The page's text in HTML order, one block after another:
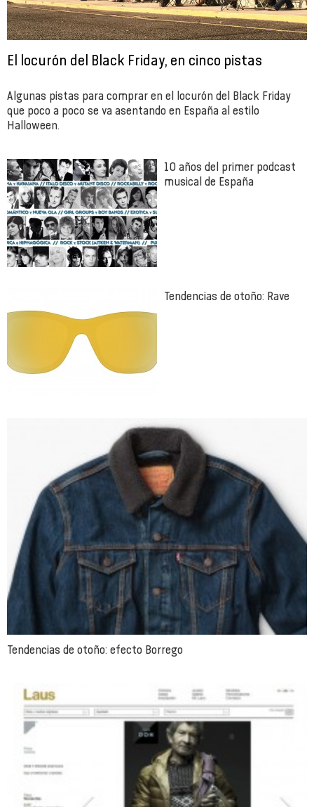
El locurón del Black Friday, en cinco pistas
Algunas pistas para comprar en el locurón del Black Friday
que poco a poco se va asentando en España al estilo
Halloween.
10 años del primer podcast
musical de España
Tendencias de otoño: Rave
Tendencias de otoño: efecto Borrego